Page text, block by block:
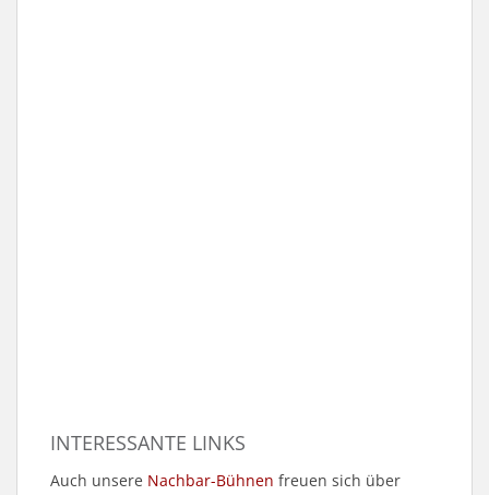
INTERESSANTE LINKS
Auch unsere Nachbar-Bühnen freuen sich über